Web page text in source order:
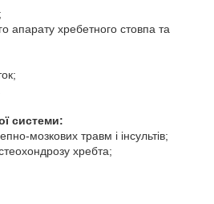
апарату хребетного стовпа та
системи:
мозкових травм і інсультів;
хребта;